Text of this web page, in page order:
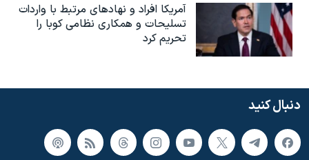
آمریکا افراد و نهادهای مرتبط با واردات
تسلیحات و همکاری نظامی کوبا را
تحریم کرد
دنبال کنید